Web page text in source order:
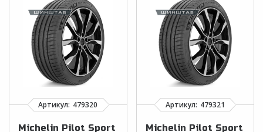
Michelin Pilot Sport Michelin Pilot Sport